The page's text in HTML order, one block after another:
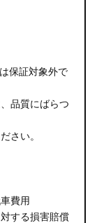
保証対象外で
品質にばらつ
さい。
費用
する損害賠償